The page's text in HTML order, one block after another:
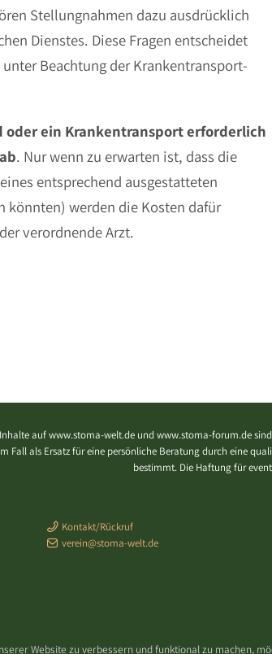
Website zu verbessern und funktional zu machen,
Stellungnahmen dazu ausdrücklich
Dienstes. Diese Fragen entscheidet
Beachtung der Krankentransport-
ein Krankentransport erforderlich
. Nur wenn zu erwarten ist, dass die
entsprechend ausgestatteten
könnten) werden die Kosten dafür
verordnende Arzt.
auf www.stoma-welt.de und www.stoma-forum.de
Fall als Ersatz für eine persönliche Beratung durch eine
bestimmt. Die Haftung für
Kontakt/Rückruf
verein@stoma-welt.de